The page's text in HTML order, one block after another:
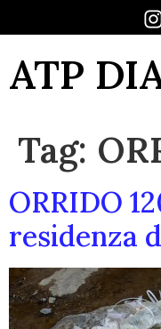
ATP
Tag:
ORRIDO
residenza